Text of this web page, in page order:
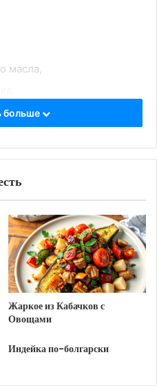
масла,
фаланги крыльев.
Срезать лишний
тушку и обсушить
со всех сторон
на мелкой тёрке.
посолить и
больше
Жаркое из Кабачков с
Овощами
Индейка по-болгарски